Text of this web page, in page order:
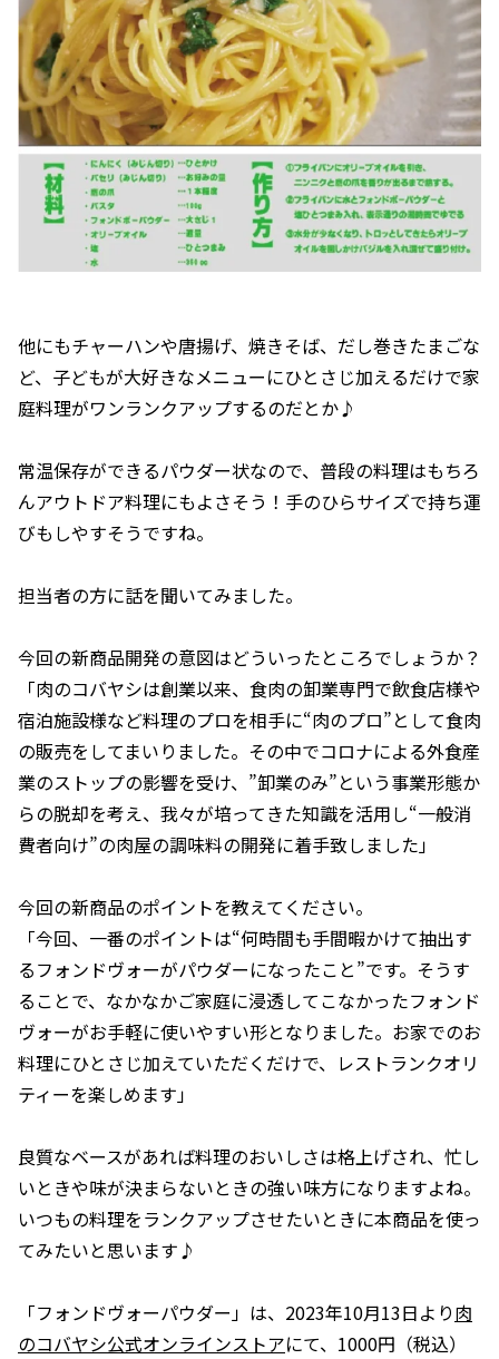
他にもチャーハンや唐揚げ、焼きそば、だし巻きたまごな
ど、子どもが大好きなメニューにひとさじ加えるだけで家
庭料理がワンランクアップするのだとか♪
常温保存ができるパウダー状なので、普段の料理はもちろ
んアウトドア料理にもよさそう！手のひらサイズで持ち運
びもしやすそうですね。
担当者の方に話を聞いてみました。
――今回の新商品開発の意図はどういったところでしょうか？
「肉のコバヤシは創業以来、食肉の卸業専門で飲食店様や
宿泊施設様など料理のプロを相手に“肉のプロ”として食肉
の販売をしてまいりました。その中でコロナによる外食産
業のストップの影響を受け、”卸業のみ”という事業形態か
らの脱却を考え、我々が培ってきた知識を活用し“一般消
費者向け”の肉屋の調味料の開発に着手致しました」
――今回の新商品のポイントを教えてください。
「今回、一番のポイントは“何時間も手間暇かけて抽出す
るフォンドヴォーがパウダーになったこと”です。そうす
ることで、なかなかご家庭に浸透してこなかったフォンド
ヴォーがお手軽に使いやすい形となりました。お家でのお
料理にひとさじ加えていただくだけで、レストランクオリ
ティーを楽しめます」
良質なベースがあれば料理のおいしさは格上げされ、忙し
いときや味が決まらないときの強い味方になりますよね。
いつもの料理をランクアップさせたいときに本商品を使っ
てみたいと思います♪
「フォンドヴォーパウダー」は、2023年10月13日より肉
のコバヤシ公式オンラインストアにて、1000円（税込）